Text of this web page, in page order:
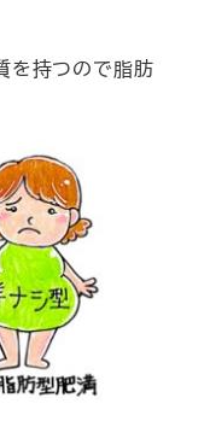
を持つので脂肪